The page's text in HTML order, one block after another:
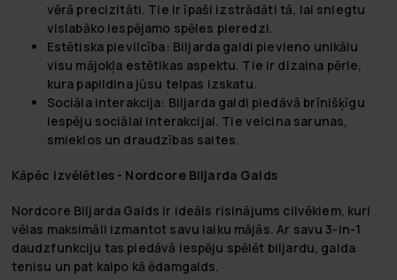
vērā precizitāti. Tie ir īpaši izstrādāti tā, lai sniegtu
vislabāko iespējamo spēles pieredzi.
Estētiska pievilcība: Biljarda galdi pievieno unikālu
visu mājokļa estētikas aspektu. Tie ir dizaina pērle,
kura papildina jūsu telpas izskatu.
Sociāla interakcija: Biljarda galdi piedāvā brīnišķīgu
iespēju sociālai interakcijai. Tie veicina sarunas,
smieklos un draudzības saites.
Kāpēc izvēlēties - Nordcore Biljarda Galds
Nordcore Biljarda Galds ir ideāls risinājums cilvēkiem, kuri
vēlas maksimāli izmantot savu laiku mājās. Ar savu 3-in-1
daudzfunkciju tas piedāvā iespēju spēlēt biljardu, galda
tenisu un pat kalpo kā ēdamgalds.